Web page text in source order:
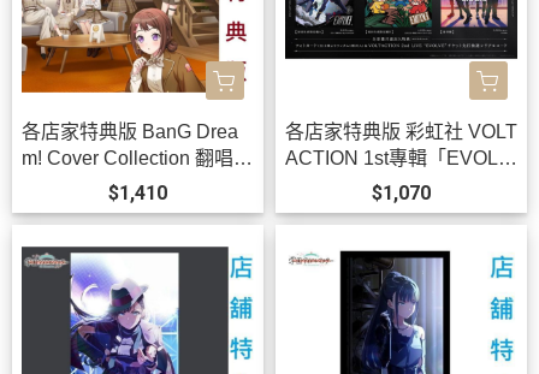
各店家特典版 BanG Drea
m! Cover Collection 翻唱曲
專輯 Vol.11 *11/25發售!
$1,410
各店家特典版 彩虹社 VOLT
ACTION 1st專輯「EVOLV
E」0813 *10/28發售!
$1,070